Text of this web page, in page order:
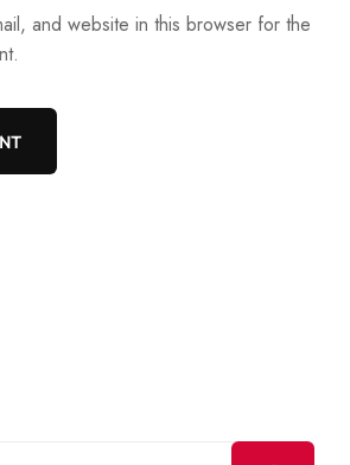
and website in this browser for the